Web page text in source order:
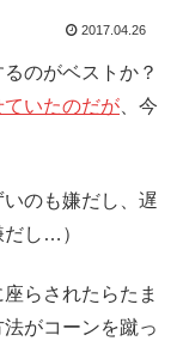
2017.04.26
のがベストか？
いたのだが 、今
のも嫌だし、遅
し…）
らされたらたま
がコーンを蹴っ